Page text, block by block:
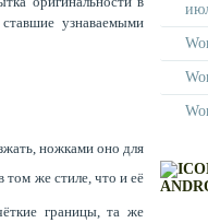
узнаваемыми
ножками оно для
том же стиле, что и её
границы, та же